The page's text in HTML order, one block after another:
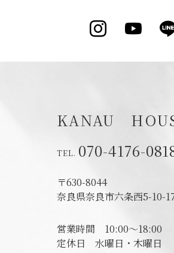
KANAU
070-4176-
〒630-8044
奈良県奈良市六条西5-10-
営業時間 10:00～18:00
定休日 水曜日・木曜日